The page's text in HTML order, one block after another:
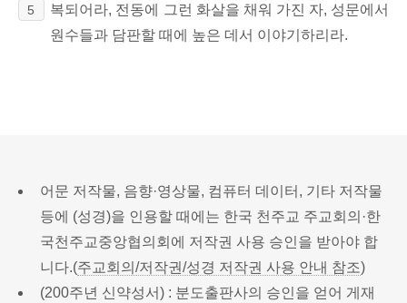
5
복되어라, 전동에 그런 화살을 채워 가진 자, 성문에서
원수들과 담판할 때에 높은 데서 이야기하리라.
어문 저작물, 음향·영상물, 컴퓨터 데이터, 기타 저작물
등에 (성경)을 인용할 때에는 한국 천주교 주교회의·한
국천주교중앙협의회에 저작권 사용 승인을 받아야 합
니다.(주교회의/저작권/성경 저작권 사용 안내 참조)
(200주년 신약성서) : 분도출판사의 승인을 얻어 게재